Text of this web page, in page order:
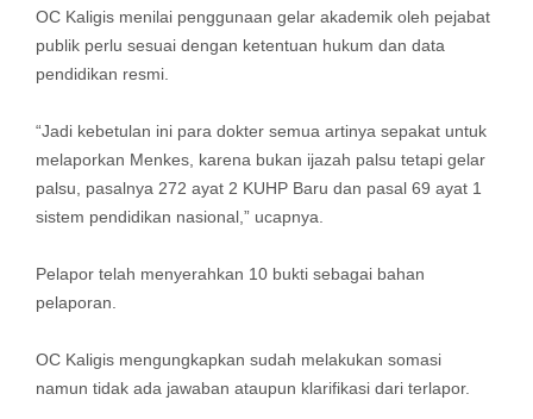
OC Kaligis menilai penggunaan gelar akademik oleh pejabat
publik perlu sesuai dengan ketentuan hukum dan data
pendidikan resmi.
“Jadi kebetulan ini para dokter semua artinya sepakat untuk
melaporkan Menkes, karena bukan ijazah palsu tetapi gelar
palsu, pasalnya 272 ayat 2 KUHP Baru dan pasal 69 ayat 1
sistem pendidikan nasional,” ucapnya.
Pelapor telah menyerahkan 10 bukti sebagai bahan
pelaporan.
OC Kaligis mengungkapkan sudah melakukan somasi
namun tidak ada jawaban ataupun klarifikasi dari terlapor.